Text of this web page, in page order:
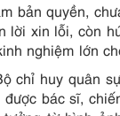
bản quyền,
lời xin lỗi, còn
nghiệm lớn
chỉ huy quân
bác sĩ,